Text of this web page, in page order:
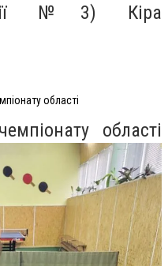
№3) Кіра
області
області